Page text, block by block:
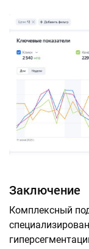
Заключение
Комплексный